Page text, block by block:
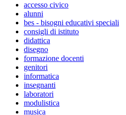
accesso civico
alunni
bes - bisogni educativi speciali
consigli di istituto
didattica
disegno
formazione docenti
genitori
informatica
insegnanti
laboratori
modulistica
musica